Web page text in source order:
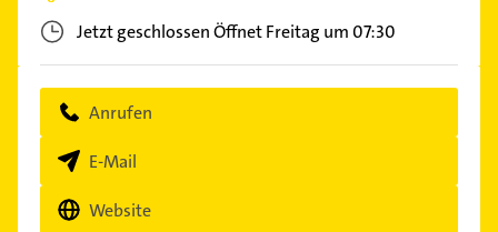
Jetzt geschlossenÖffnet Freitag um 07:30
Anrufen
E-Mail
Website